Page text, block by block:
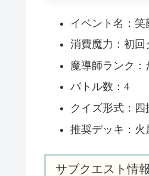
イベント名：
消費魔力：初回
魔導師ランク：
バトル数：4
クイズ形式：四
推奨デッキ：火
サブクエスト情報